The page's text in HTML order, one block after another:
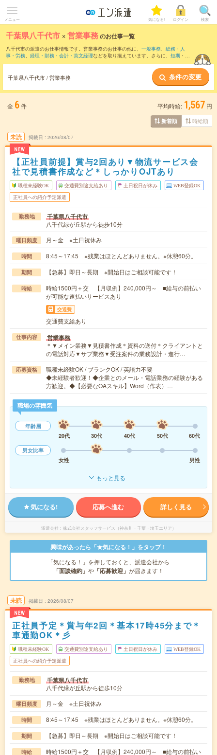
メニュー 気になる! ログイン 検索
千葉県八千代市 ×営業事務のお仕事一覧
八千代市の派遣のお仕事情報です。営業事務のお仕事の他に、 一般事務、 総務・人
事・労務、 経理・財務・会計・英文経理などを取り揃えています。さらに、 短期 ・ 単
千葉県八千代市 / 営業事務 条件の変更
全 6件 平均時給: 1,567 円
新着順 時給順
未読
NEW
掲載日 2026/08/07
【正社員前提】賞与2回あり▼物流サービス会
社で見積書作成など＊しっかりOJTあり
職種未経験OK 交通費別途支給あり 土日祝日が休み WEB登録OK
正社員への紹介予定派遣
勤務地 千葉県八千代市
八千代緑が丘駅から徒歩10分
曜日頻度 月～金 ※土日祝休み
時間 8:45～17:45 ※残業はほとんどありません。※休憩60分。
期間 【急募】即日～長期 ※開始日はご相談可能です！
時給
時給1500円＋交 【月収例】240,000円～ ■給与の前払い
が可能な速払いサービスあり
交通費
交通費支給あり
仕事内容 営業事務
＊▼メイン業務▼見積書作成＊資料の送付＊クライアントと
の電話対応▼サブ業務▼受注案件の業務設計・進行…
応募資格
職種未経験OK / ブランクOK / 英語力不要
◆未経験者歓迎！◆企業とのメール・電話業務の経験がある
方歓迎。◆【必要なOAスキル】Word（作表）…
職場の雰囲気
年齢層
20代
30代 40代 50代
60代
男女比率
女性
男性
もっと見る
気になる! 応募へ進む 詳しく見る
派遣会社 株式会社スタッフサービス（神奈川・千葉・埼玉エリア）
興味があったら「★気になる！」をタップ！
「気になる！」を押しておくと、派遣会社から
「面談確約」 や 「応募歓迎」 が届きます！
未読
NEW
掲載日 2026/08/07
正社員予定＊賞与年2回＊基本17時45分まで＊
車通勤OK＊彡
職種未経験OK 交通費別途支給あり 土日祝日が休み WEB登録OK
正社員への紹介予定派遣
勤務地 千葉県八千代市
八千代緑が丘駅から徒歩10分
曜日頻度 月～金 ※土日祝休み
時間 8:45～17:45 ※残業はほとんどありません。※休憩60分。
期間 【急募】即日～長期 ※開始日はご相談可能です！
時給
時給1500円＋交 【月収例】240,000円～ ■給与の前払い